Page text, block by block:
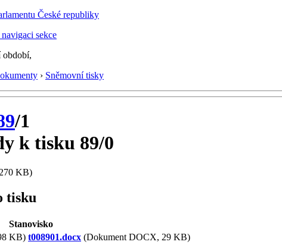
sekce
období,
› Sněmovní tisky
/1
k tisku 89/0
KB)
tisku
Stanovisko
KB) t008901.docx (Dokument DOCX, 29 KB)